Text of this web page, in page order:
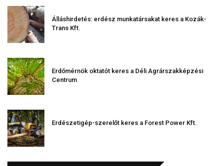
Álláshirdetés: erdész munkatársakat keres a Kozák-
Trans Kft.
Erdőmérnök oktatót keres a Déli Agrárszakképzési
Centrum
Erdészetigép-szerelőt keres a Forest Power Kft.